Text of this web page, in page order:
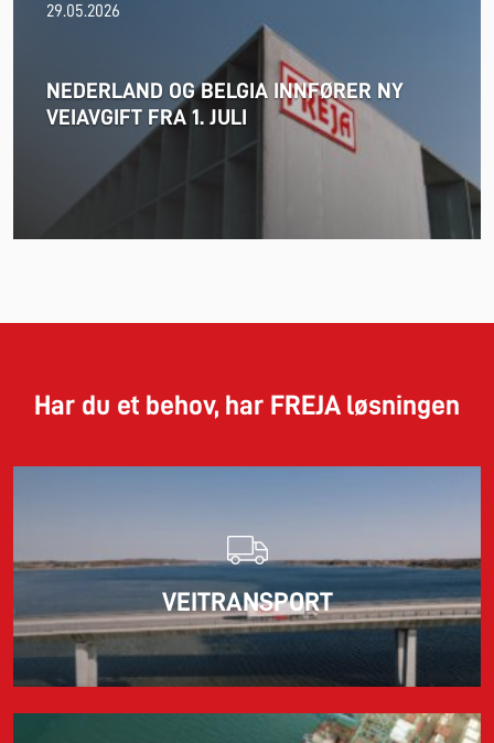
Les mer
29.05.2026
29.05.2026
NEDERLAND OG BELGIA INNFØRER NY
VEIAVGIFT FRA 1. JULI
Har du et behov, har FREJA løsningen
VEITRANSPORT